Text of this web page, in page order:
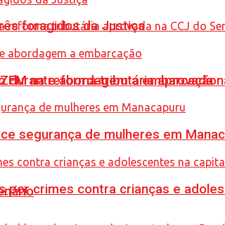
na reforma tributária aprovada
foragidos da Justiça
durante abordagem a embarcação
segurança de mulheres em
por crimes contra crianças e